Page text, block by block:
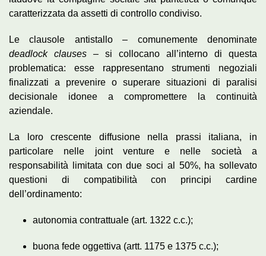
caratterizzata da assetti di controllo condiviso.
Le clausole antistallo – comunemente denominate
deadlock clauses – si collocano all’interno di questa
problematica: esse rappresentano strumenti negoziali
finalizzati a prevenire o superare situazioni di paralisi
decisionale idonee a compromettere la continuità
aziendale.
La loro crescente diffusione nella prassi italiana, in
particolare nelle joint venture e nelle società a
responsabilità limitata con due soci al 50%, ha sollevato
questioni di compatibilità con principi cardine
dell’ordinamento:
autonomia contrattuale (art. 1322 c.c.);
buona fede oggettiva (artt. 1175 e 1375 c.c.);